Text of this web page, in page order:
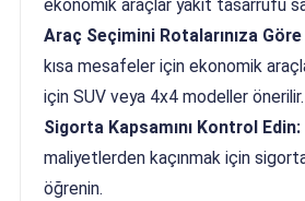
ekonomik araçlar yakıt tasarrufu
Araç Seçimini Rotalarınıza Göre
kısa mesafeler için ekonomik
için SUV veya 4x4 modeller önerilir.
Sigorta Kapsamını Kontrol Edin:
maliyetlerden kaçınmak için sigorta
öğrenin.